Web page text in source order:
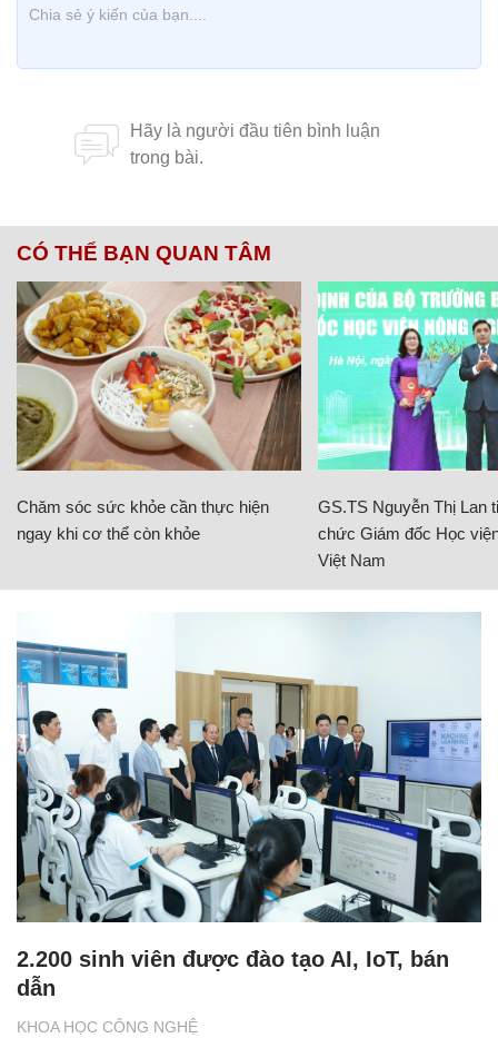
CÓ THỂ BẠN QUAN TÂM
Chăm sóc sức khỏe cần thực hiện
ngay khi cơ thể còn khỏe
GS.TS Nguyễn Thị Lan
chức Giám đốc Học
Việt Nam
KHOA HỌC CÔNG NGHỆ
2.200 sinh viên được đào tạo AI, IoT, bán
dẫn